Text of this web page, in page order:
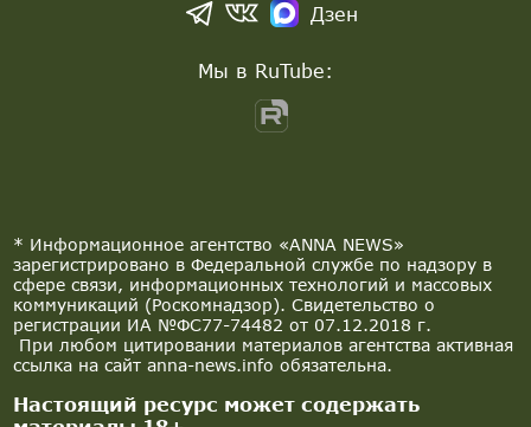
* Информационное агентство «ANNA NEWS»
зарегистрировано в Федеральной службе по надзору в
сфере связи, информационных технологий и массовых
коммуникаций (Роскомнадзор). Свидетельство о
регистрации ИА №ФС77-74482 от 07.12.2018 г.
При любом цитировании материалов агентства активная
ссылка на сайт anna-news.info обязательна.
Настоящий ресурс может содержать
Дзен
Мы в RuTube: